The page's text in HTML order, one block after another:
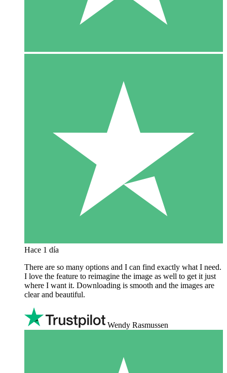
Hace 1 día
There are so many options and I can find exactly what I need.
I love the feature to reimagine the image as well to get it just
where I want it. Downloading is smooth and the images are
clear and beautiful.
Wendy Rasmussen